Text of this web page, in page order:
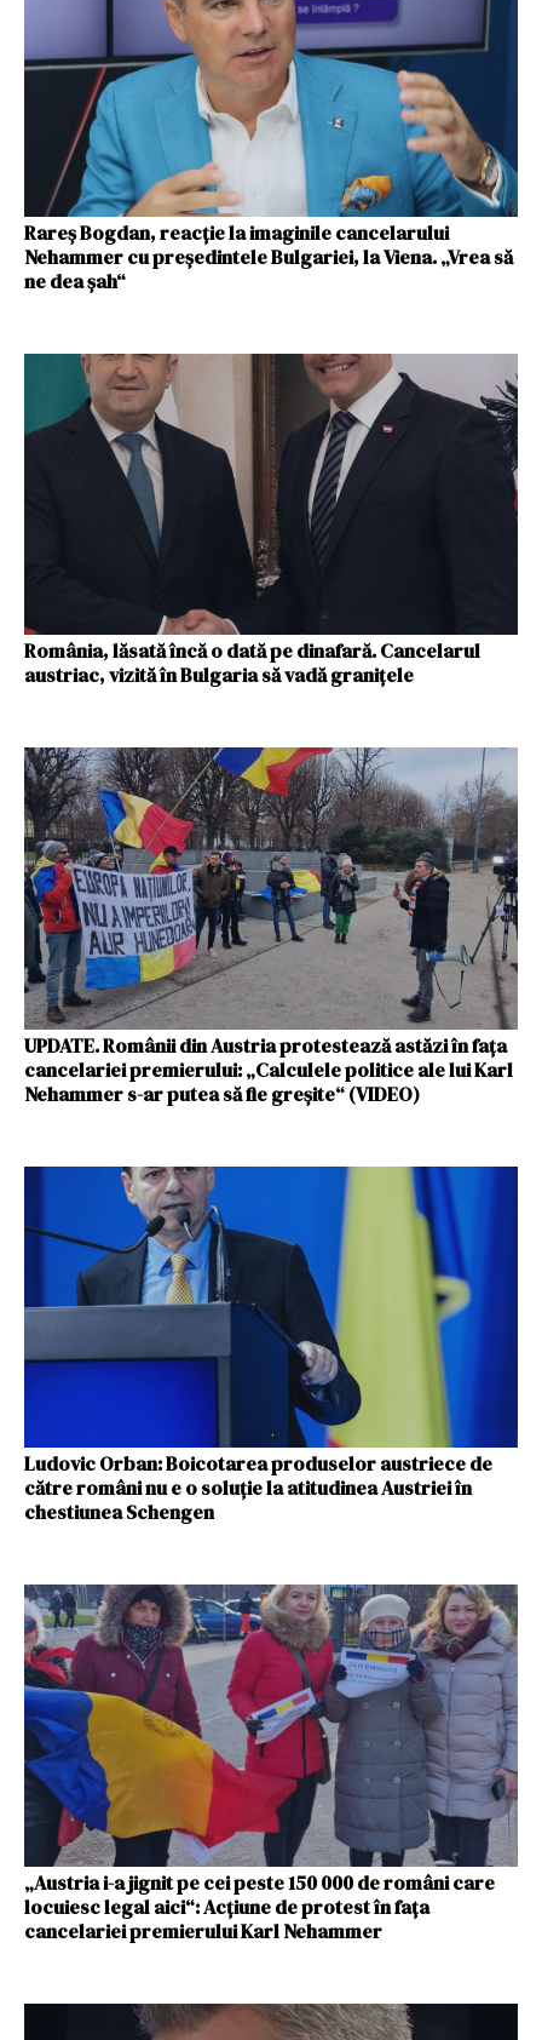
Rareș Bogdan, reacție la imaginile cancelarului
Nehammer cu președintele Bulgariei, la Viena. „Vrea să
ne dea șah“
România, lăsată încă o dată pe dinafară. Cancelarul
austriac, vizită în Bulgaria să vadă granițele
UPDATE. Românii din Austria protestează astăzi în fața
cancelariei premierului: „Calculele politice ale lui Karl
Nehammer s-ar putea să fie greșite“ (VIDEO)
Ludovic Orban: Boicotarea produselor austriece de
către români nu e o soluţie la atitudinea Austriei în
chestiunea Schengen
„Austria i-a jignit pe cei peste 150 000 de români care
locuiesc legal aici“: Acțiune de protest în fața
cancelariei premierului Karl Nehammer